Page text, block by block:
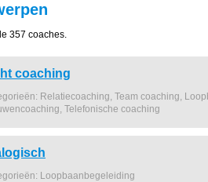
357 coaches.
coaching
Relatiecoaching, Team coaching,
Telefonische coaching
Loopbaanbegeleiding